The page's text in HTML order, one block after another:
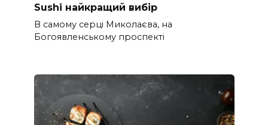
Sushi найкращий вибір
В самому серці Миколаєва, на
Богоявленському проспекті